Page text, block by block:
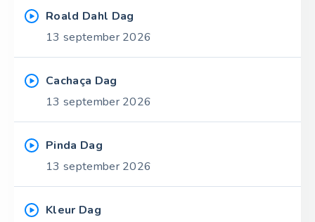
Roald Dahl Dag
13 september 2026
Cachaça Dag
13 september 2026
Pinda Dag
13 september 2026
Kleur Dag